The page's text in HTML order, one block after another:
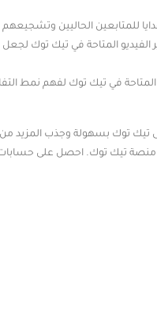
للمتابعين الحاليين
الفيديو المتاحة في تيك توك
المتاحة في تيك توك لفهم نمط
توك بسهولة وجذب المزيد من
تيك توك. احصل على حسابات